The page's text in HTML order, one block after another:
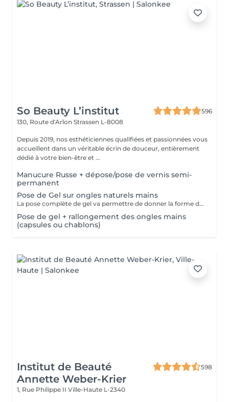
So Beauty L’institut
596
130, Route d'Arlon Strassen L-8008
Depuis 2019, nos esthéticiennes qualifiées et passionnées vous
accueillent dans un véritable écrin de douceur, entièrement
dédié à votre bien-être et ...
Manucure Russe + dépose/pose de vernis semi-
permanent
Pose de Gel sur ongles naturels mains
La pose complète de gel va permettre de donner la forme désirée en rallongeant (ou pas) les ongles (préalablement préparés) soit par la technique du chablon (rallongement au gel) soit par les capsules. Ensuite vient la pose du gel qui sera façonné et enfin la pose de la couleur ou de la French.
Pose de gel + rallongement des ongles mains
(capsules ou chablons)
Institut de Beauté
Annette Weber-Krier
598
1, Rue Philippe II Ville-Haute L-2340